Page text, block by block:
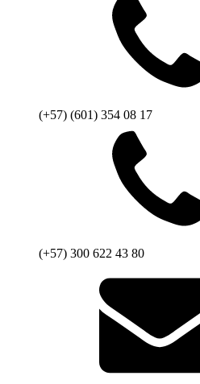
(+57) (601) 354 08 17
(+57) 300 622 43 80